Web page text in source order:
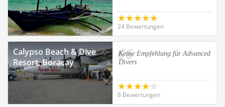
24 Bewertungen
Calypso Beach & Dive
Resort, Boracay
Keine Empfehlung für Advanced
Divers
8 Bewertungen